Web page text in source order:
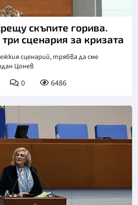
скъпите горива.
сценария за кризата
сценарий, трябва да сме
Цонев
0 6486